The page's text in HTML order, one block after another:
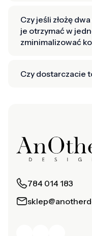
Czy jeśli złożę
je otrzymać w
zminimalizować
Czy dostarczacie
784 014 183